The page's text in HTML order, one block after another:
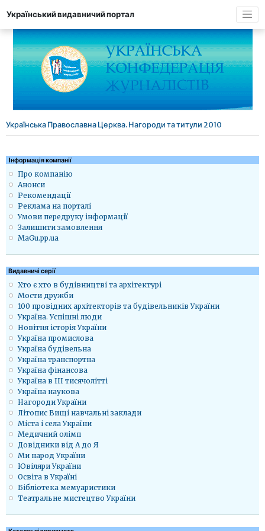
Український видавничий портал
Українська Православна Церква. Нагороди та титули 2010
Iнформація компанії
Про компанію
Анонси
Рекомендації
Реклама на порталі
Умови передруку інформації
Залишити замовлення
MaGu.pp.ua
Видавничі серії
Хто є хто в будівництві та архітектурі
Мости дружби
100 провідних архітекторів та будівельників України
Україна. Успішні люди
Новітня історія України
Україна промислова
Україна будівельна
Україна транспортна
Україна фінансова
Україна в ІІІ тисячолітті
Україна наукова
Нагороди України
Літопис Вищі навчальні заклади
Міста і села України
Медичний олімп
Довідники від А до Я
Ми народ України
Ювіляри України
Освіта в Україні
Бібліотека мемуаристики
Театральне мистецтво України